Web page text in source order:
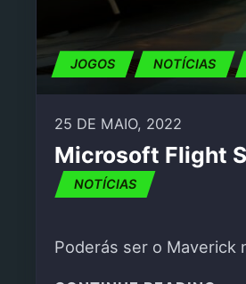
JOGOS NOTÍCIAS
25 DE MAIO, 2022
Microsoft Flight
NOTÍCIAS
Poderás ser o Maverick